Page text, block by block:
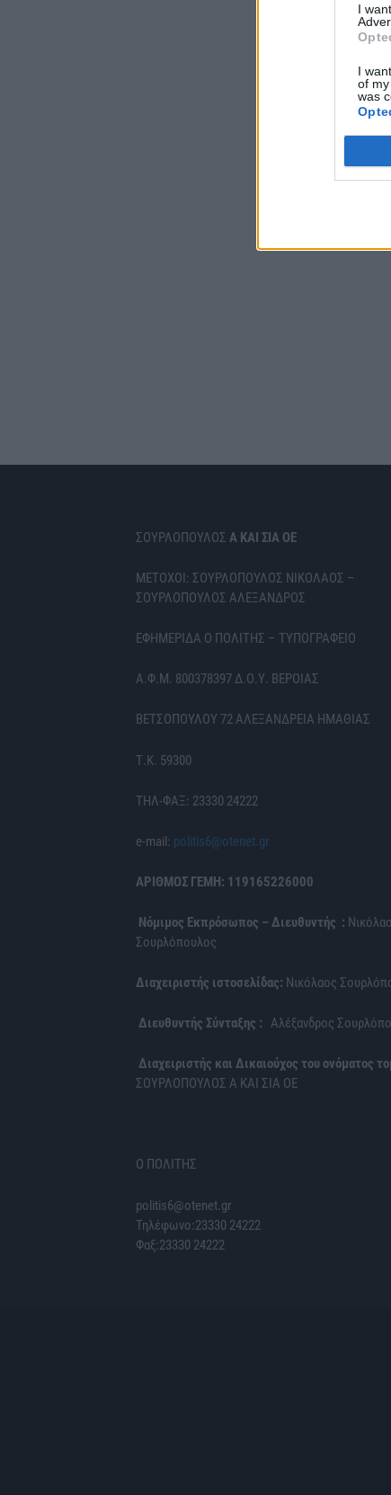
I
I
of
was
ΣΟΥΡΛΟΠΟΥΛΟΣ Α ΚΑΙ ΣΙΑ ΟΕ
ΜΕΤΟΧΟΙ: ΣΟΥΡΛΟΠΟΥΛΟΣ ΝΙΚΟΛΑΟΣ –
ΣΟΥΡΛΟΠΟΥΛΟΣ ΑΛΕΞΑΝΔΡΟΣ
ΕΦΗΜΕΡΙΔΑ Ο ΠΟΛΙΤΗΣ – ΤΥΠΟΓΡΑΦΕΙΟ
Α.Φ.Μ. 800378397 Δ.Ο.Υ. ΒΕΡΟΙΑΣ
ΒΕΤΣΟΠΟΥΛΟΥ 72 ΑΛΕΞΑΝΔΡΕΙΑ ΗΜΑΘΙΑΣ
Τ.Κ. 59300
ΤΗΛ-ΦΑΞ: 23330 24222
e-mail: politis6@otenet.gr
ΑΡΙΘΜΟΣ ΓΕΜΗ: 119165226000
Νόμιμος Εκπρόσωπος – Διευθυντής :
Σουρλόπουλος
Διαχειριστής ιστοσελίδας: Νικόλαος
Διευθυντής Σύνταξης : Αλέξανδρος
Διαχειριστής και Δικαιούχος του ονόματος
ΣΟΥΡΛΟΠΟΥΛΟΣ Α ΚΑΙ ΣΙΑ ΟΕ
Ο ΠΟΛΙΤΗΣ
politis6@otenet.gr
Τηλέφωνο:23330 24222
Φαξ:23330 24222